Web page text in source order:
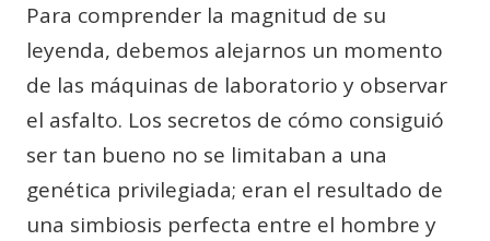
Para comprender la magnitud de su
leyenda, debemos alejarnos un momento
de las máquinas de laboratorio y observar
el asfalto. Los secretos de cómo consiguió
ser tan bueno no se limitaban a una
genética privilegiada; eran el resultado de
una simbiosis perfecta entre el hombre y